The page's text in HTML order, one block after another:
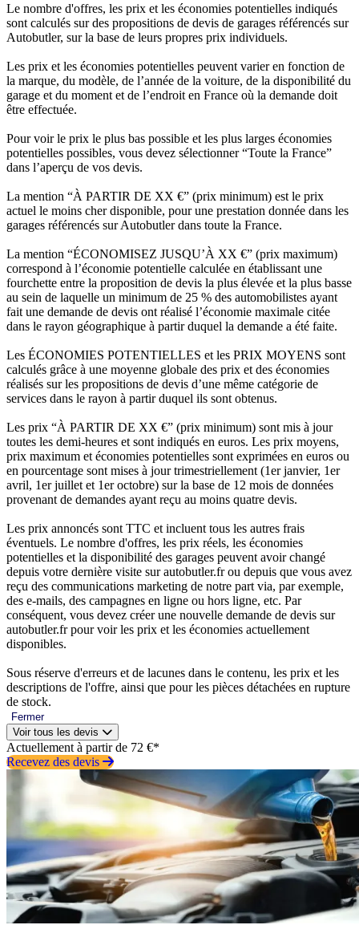
Le nombre d'offres, les prix et les économies potentielles indiqués
sont calculés sur des propositions de devis de garages référencés sur
Autobutler, sur la base de leurs propres prix individuels.
Les prix et les économies potentielles peuvent varier en fonction de
la marque, du modèle, de l’année de la voiture, de la disponibilité du
garage et du moment et de l’endroit en France où la demande doit
être effectuée.
Pour voir le prix le plus bas possible et les plus larges économies
potentielles possibles, vous devez sélectionner “Toute la France”
dans l’aperçu de vos devis.
La mention “À PARTIR DE XX €” (prix minimum) est le prix
actuel le moins cher disponible, pour une prestation donnée dans les
garages référencés sur Autobutler dans toute la France.
La mention “ÉCONOMISEZ JUSQU’À XX €” (prix maximum)
correspond à l’économie potentielle calculée en établissant une
fourchette entre la proposition de devis la plus élevée et la plus basse
au sein de laquelle un minimum de 25 % des automobilistes ayant
fait une demande de devis ont réalisé l’économie maximale citée
dans le rayon géographique à partir duquel la demande a été faite.
Les ÉCONOMIES POTENTIELLES et les PRIX MOYENS sont
calculés grâce à une moyenne globale des prix et des économies
réalisés sur les propositions de devis d’une même catégorie de
services dans le rayon à partir duquel ils sont obtenus.
Les prix “À PARTIR DE XX €” (prix minimum) sont mis à jour
toutes les demi-heures et sont indiqués en euros. Les prix moyens,
prix maximum et économies potentielles sont exprimées en euros ou
en pourcentage sont mises à jour trimestriellement (1er janvier, 1er
avril, 1er juillet et 1er octobre) sur la base de 12 mois de données
provenant de demandes ayant reçu au moins quatre devis.
Les prix annoncés sont TTC et incluent tous les autres frais
éventuels. Le nombre d'offres, les prix réels, les économies
potentielles et la disponibilité des garages peuvent avoir changé
depuis votre dernière visite sur autobutler.fr ou depuis que vous avez
reçu des communications marketing de notre part via, par exemple,
des e-mails, des campagnes en ligne ou hors ligne, etc. Par
conséquent, vous devez créer une nouvelle demande de devis sur
autobutler.fr pour voir les prix et les économies actuellement
disponibles.
Sous réserve d'erreurs et de lacunes dans le contenu, les prix et les
descriptions de l'offre, ainsi que pour les pièces détachées en rupture
de stock.
Fermer
Voir tous les devis
Actuellement à partir de 72 €*
Recevez des devis